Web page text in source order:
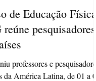
de Educação Física
pesquisadores
professores e pesquisadores
da América Latina, de 01 a 04